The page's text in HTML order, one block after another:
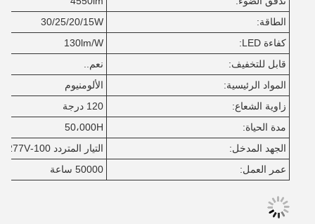
الطاقة:
30/25/20/15W
كفاءة LED:
130lm/W
قابل للتخفيف:
نعم..
المواد الرئيسية:
الألومنيوم
زاوية الشعاع:
120 درجة
مدة الحياة:
50،000H
الجهد المدخل:
التيار المتردد 100-277V
عمر العمل:
50000 ساعة